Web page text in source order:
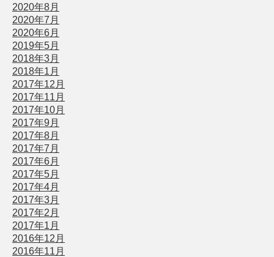
2020年8月
2020年7月
2020年6月
2019年5月
2018年3月
2018年1月
2017年12月
2017年11月
2017年10月
2017年9月
2017年8月
2017年7月
2017年6月
2017年5月
2017年4月
2017年3月
2017年2月
2017年1月
2016年12月
2016年11月